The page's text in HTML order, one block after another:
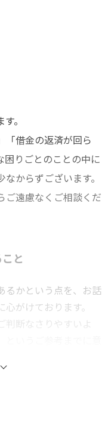
。
「借金の返済が回ら
困りごとのことの中に
からずございます。
ご遠慮なくご相談くだ
と
るかという点を、お話
がけております。
判断なさりやすいよ